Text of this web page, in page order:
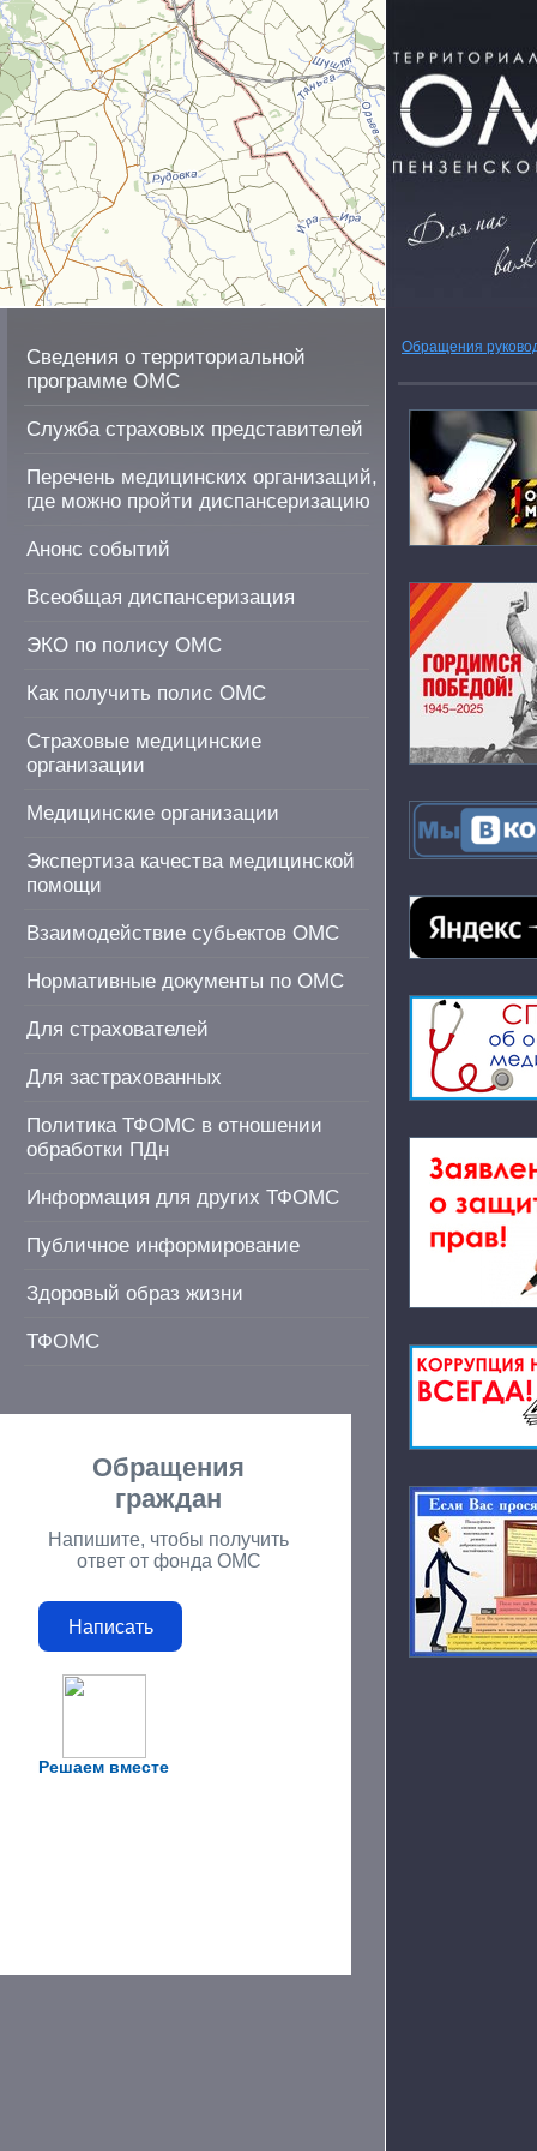
Сведения о территориальной
программе ОМС
Служба страховых представителей
Перечень медицинских организаций,
где можно пройти диспансеризацию
Анонс событий
Всеобщая диспансеризация
ЭКО по полису ОМС
Как получить полис ОМС
Страховые медицинские
организации
Медицинские организации
Экспертиза качества медицинской
помощи
Взаимодействие субьектов ОМС
Нормативные документы по ОМС
Для страхователей
Для застрахованных
Политика ТФОМС в отношении
обработки ПДн
Информация для других ТФОМС
Публичное информирование
Здоровый образ жизни
ТФОМС
Решаем вместе
Обращения
граждан
Напишите, чтобы получить
ответ от фонда ОМС
Написать
Обращения